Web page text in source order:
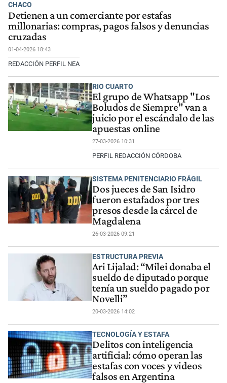
CHACO
Detienen a un comerciante por estafas
millonarias: compras, pagos falsos y denuncias
cruzadas
01-04-2026 18:43
REDACCIÓN PERFIL NEA
RIO CUARTO
El grupo de Whatsapp "Los
Boludos de Siempre" van a
juicio por el escándalo de las
apuestas online
27-03-2026 10:31
PERFIL REDACCIÓN CÓRDOBA
SISTEMA PENITENCIARIO FRÁGIL
Dos jueces de San Isidro
fueron estafados por tres
presos desde la cárcel de
Magdalena
26-03-2026 09:21
ESTRUCTURA PREVIA
Ari Lijalad: “Milei donaba el
sueldo de diputado porque
tenía un sueldo pagado por
Novelli”
20-03-2026 14:02
TECNOLOGÍA Y ESTAFA
Delitos con inteligencia
artificial: cómo operan las
estafas con voces y videos
falsos en Argentina